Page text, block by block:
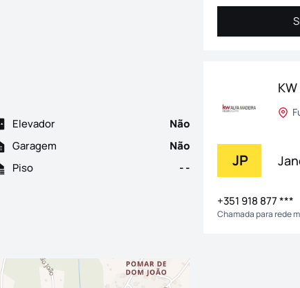
na deslumbrante ilha da Madeira. Com uma área total de
Elevador
Não
Garagem
Não
Piso - - JP
+351 918 877 ***
Chamada para rede